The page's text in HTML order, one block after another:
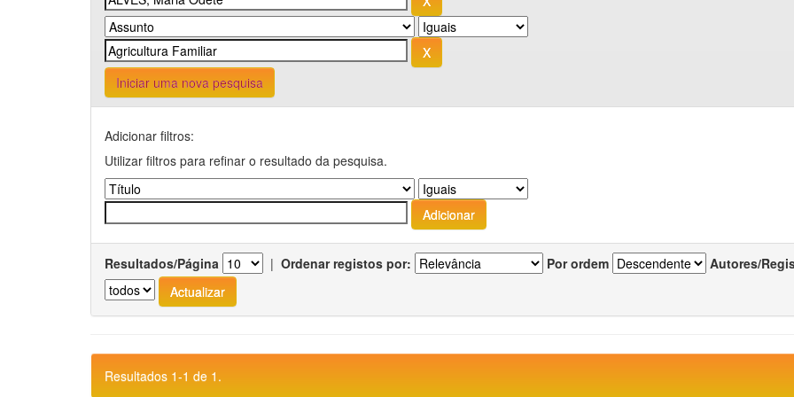
Iniciar uma nova pesquisa
Adicionar filtros:
Utilizar filtros para refinar o resultado da pesquisa.
Resultados/Página | Ordenar registos por: Por ordem Autores/
Resultados 1-1 de 1.